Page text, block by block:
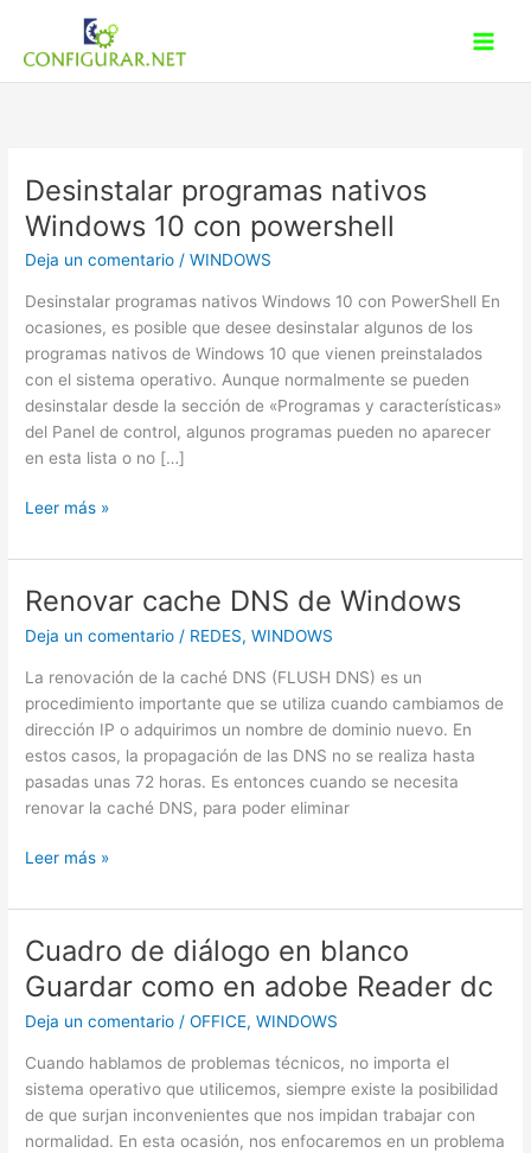
contenido
Desinstalar programas nativos
Windows 10 con powershell
Deja un comentario /WINDOWS
Desinstalar programas nativos Windows 10 con PowerShell En
ocasiones, es posible que desee desinstalar algunos de los
programas nativos de Windows 10 que vienen preinstalados
con el sistema operativo. Aunque normalmente se pueden
desinstalar desde la sección de «Programas y características»
del Panel de control, algunos programas pueden no aparecer
en esta lista o no […]
Desinstalar
nativos
Windows
10
con
Leer más »
Renovar cache DNS de Windows
Deja un comentario / REDES,WINDOWS
La renovación de la caché DNS (FLUSH DNS) es un
procedimiento importante que se utiliza cuando cambiamos de
dirección IP o adquirimos un nombre de dominio nuevo. En
estos casos, la propagación de las DNS no se realiza hasta
pasadas unas 72 horas. Es entonces cuando se necesita
renovar la caché DNS, para poder eliminar
Renovar
DNS
de
Windows
Leer más »
Cuadro de diálogo en blanco
Guardar como en adobe Reader dc
Deja un comentario /OFFICE,WINDOWS
Cuando hablamos de problemas técnicos, no importa el
sistema operativo que utilicemos, siempre existe la posibilidad
de que surjan inconvenientes que nos impidan trabajar con
normalidad. En esta ocasión, nos enfocaremos en un problema